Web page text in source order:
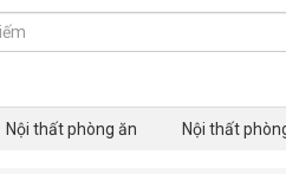
Nội thất phòng ăn Nội thất